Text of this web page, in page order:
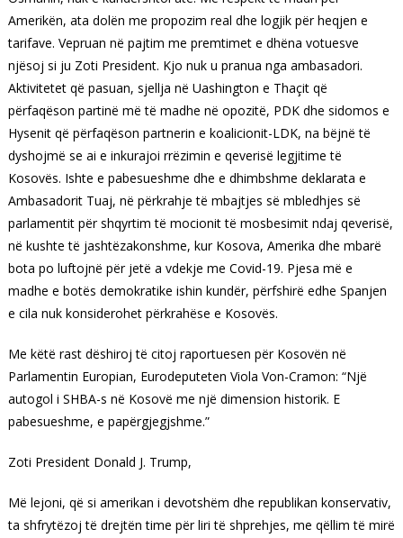
Amerikën, ata dolën me propozim real dhe logjik për heqjen e
tarifave. Vepruan në pajtim me premtimet e dhëna votuesve
njësoj si ju Zoti President. Kjo nuk u pranua nga ambasadori.
Aktivitetet që pasuan, sjellja në Uashington e Thaçit që
përfaqëson partinë më të madhe në opozitë, PDK dhe sidomos e
Hysenit që përfaqëson partnerin e koalicionit-LDK, na bëjnë të
dyshojmë se ai e inkurajoi rrëzimin e qeverisë legjitime të
Kosovës. Ishte e pabesueshme dhe e dhimbshme deklarata e
Ambasadorit Tuaj, në përkrahje të mbajtjes së mbledhjes së
parlamentit për shqyrtim të mocionit të mosbesimit ndaj qeverisë,
në kushte të jashtëzakonshme, kur Kosova, Amerika dhe mbarë
bota po luftojnë për jetë a vdekje me Covid-19. Pjesa më e
madhe e botës demokratike ishin kundër, përfshirë edhe Spanjen
e cila nuk konsiderohet përkrahëse e Kosovës.
Me këtë rast dëshiroj të citoj raportuesen për Kosovën në
Parlamentin Europian, Eurodeputeten Viola Von-Cramon: “Një
autogol i SHBA-s në Kosovë me një dimension historik. E
pabesueshme, e papërgjegjshme.”
Zoti President Donald J. Trump,
Më lejoni, që si amerikan i devotshëm dhe republikan konservativ,
ta shfrytëzoj të drejtën time për liri të shprehjes, me qëllim të mirë